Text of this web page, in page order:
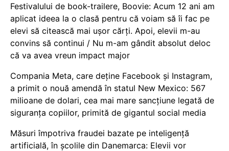
Festivalului de book-trailere, Boovie: Acum 12 ani am
aplicat ideea la o clasă pentru că voiam să îi fac pe
elevi să citească mai ușor cărți. Apoi, elevii m-au
convins să continui / Nu m-am gândit absolut deloc
că va avea vreun impact major
Compania Meta, care deține Facebook și Instagram,
a primit o nouă amendă în statul New Mexico: 567
milioane de dolari, cea mai mare sancțiune legată de
siguranța copiilor, primită de gigantul social media
Măsuri împotriva fraudei bazate pe inteligență
artificială, în școlile din Danemarca: Elevii vor